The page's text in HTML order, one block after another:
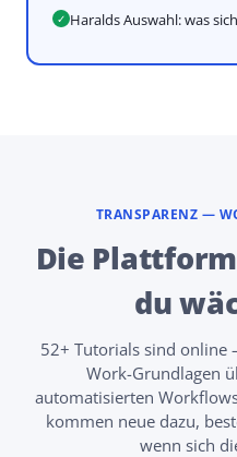
✓ Haralds Auswahl: was
TRANSPARENZ —
Die
du
52+ Tutorials sind online
Work-Grundlagen
automatisierten
kommen neue dazu,
wenn sich